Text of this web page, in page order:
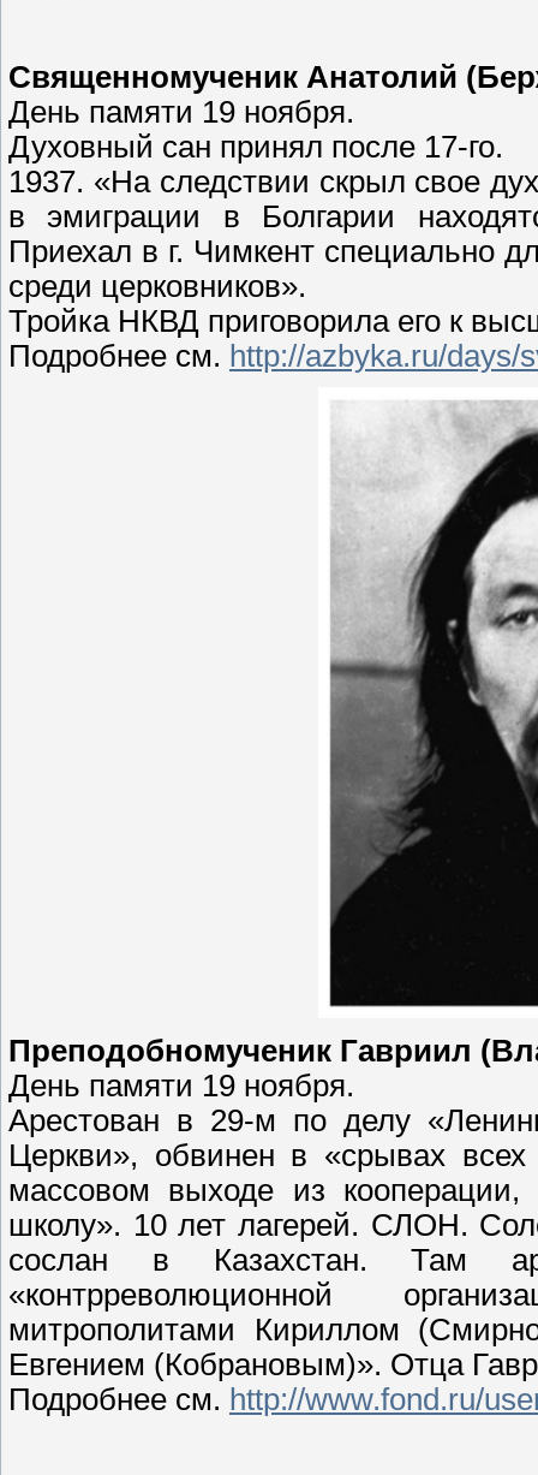
Священномученик Анатолий
День памяти 19 ноября.
Духовный сан принял после 17-го.
1937. «На следствии скрыл свое
в эмиграции в Болгарии
Приехал в г. Чимкент специально
среди церковников».
Тройка НКВД приговорила его к
Подробнее см. http://azbyka.ru/days/
Преподобномученик Гавриил
День памяти 19 ноября.
Арестован в 29-м по делу
Церкви», обвинен в «срывах всех
массовом выходе из
школу». 10 лет лагерей. СЛОН.
сослан в Казахстан. Там
«контрреволюционной
митрополитами Кириллом
Евгением (Кобрановым)». Отца
Подробнее см. http://www.fond.ru/